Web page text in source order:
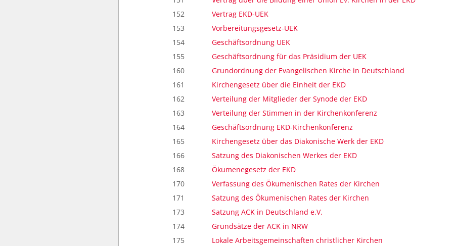
152
Vertrag EKD-UEK
153
Vorbereitungsgesetz-UEK
154
Geschäftsordnung UEK
155
Geschäftsordnung für das Präsidium der UEK
160
Grundordnung der Evangelischen Kirche in Deutschland
161
Kirchengesetz über die Einheit der EKD
162
Verteilung der Mitglieder der Synode der EKD
163
Verteilung der Stimmen in der Kirchenkonferenz
164
Geschäftsordnung EKD-Kirchenkonferenz
165
Kirchengesetz über das Diakonische Werk der EKD
166
Satzung des Diakonischen Werkes der EKD
168
Ökumenegesetz der EKD
170
Verfassung des Ökumenischen Rates der Kirchen
171
Satzung des Ökumenischen Rates der Kirchen
173
Satzung ACK in Deutschland e.V.
174
Grundsätze der ACK in NRW
175
Lokale Arbeitsgemeinschaften christlicher Kirchen